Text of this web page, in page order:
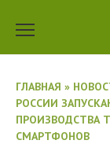
содержанию
ГЛАВНАЯ »
РОССИИ
ПРОИЗВОДСТВА
СМАРТФОНОВ